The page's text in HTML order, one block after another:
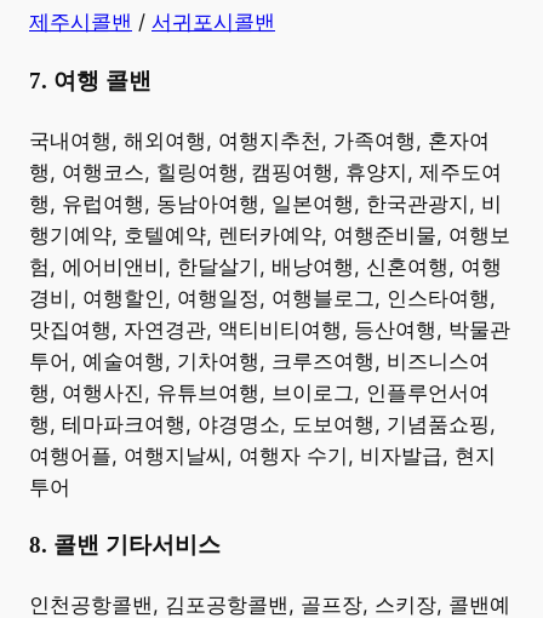
제주시콜밴 / 서귀포시콜밴
7. 여행 콜밴
​국내여행, 해외여행, 여행지추천, 가족여행, 혼자여
행, 여행코스, 힐링여행, 캠핑여행, 휴양지, 제주도여
행, 유럽여행, 동남아여행, 일본여행, 한국관광지, 비
행기예약, 호텔예약, 렌터카예약, 여행준비물, 여행보
험, 에어비앤비, 한달살기, 배낭여행, 신혼여행, 여행
경비, 여행할인, 여행일정, 여행블로그, 인스타여행,
맛집여행, 자연경관, 액티비티여행, 등산여행, 박물관
투어, 예술여행, 기차여행, 크루즈여행, 비즈니스여
행, 여행사진, 유튜브여행, 브이로그, 인플루언서여
행, 테마파크여행, 야경명소, 도보여행, 기념품쇼핑,
여행어플, 여행지날씨, 여행자 수기, 비자발급, 현지
투어 ​
8. 콜밴 기타서비스
​인천공항콜밴, 김포공항콜밴, 골프장, 스키장, 콜밴예